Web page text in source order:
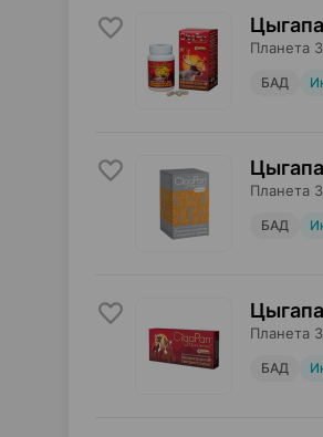
Планета
БАД
Планета
БАД
Планета
БАД